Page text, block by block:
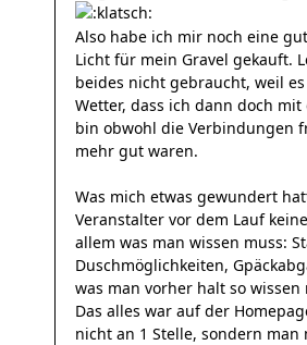
Also habe ich mir noch eine
Licht für mein Gravel gekauft.
beides nicht gebraucht, weil
Wetter, dass ich dann doch
bin obwohl die Verbindungen
mehr gut waren.
Was mich etwas gewundert
Veranstalter vor dem Lauf
allem was man wissen muss:
Duschmöglichkeiten,
was man vorher halt so wissen
Das alles war auf der
nicht an 1 Stelle, sondern man